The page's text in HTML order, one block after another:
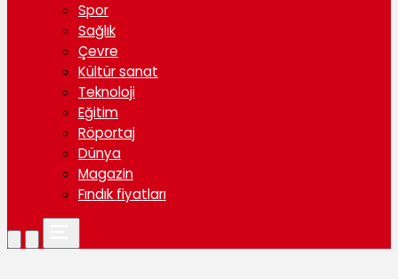
Spor
Sağlık
Çevre
Kültür sanat
Teknoloji
Eğitim
Röportaj
Dünya
Magazin
Fındık fiyatları